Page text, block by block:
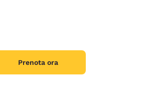
Prenota ora